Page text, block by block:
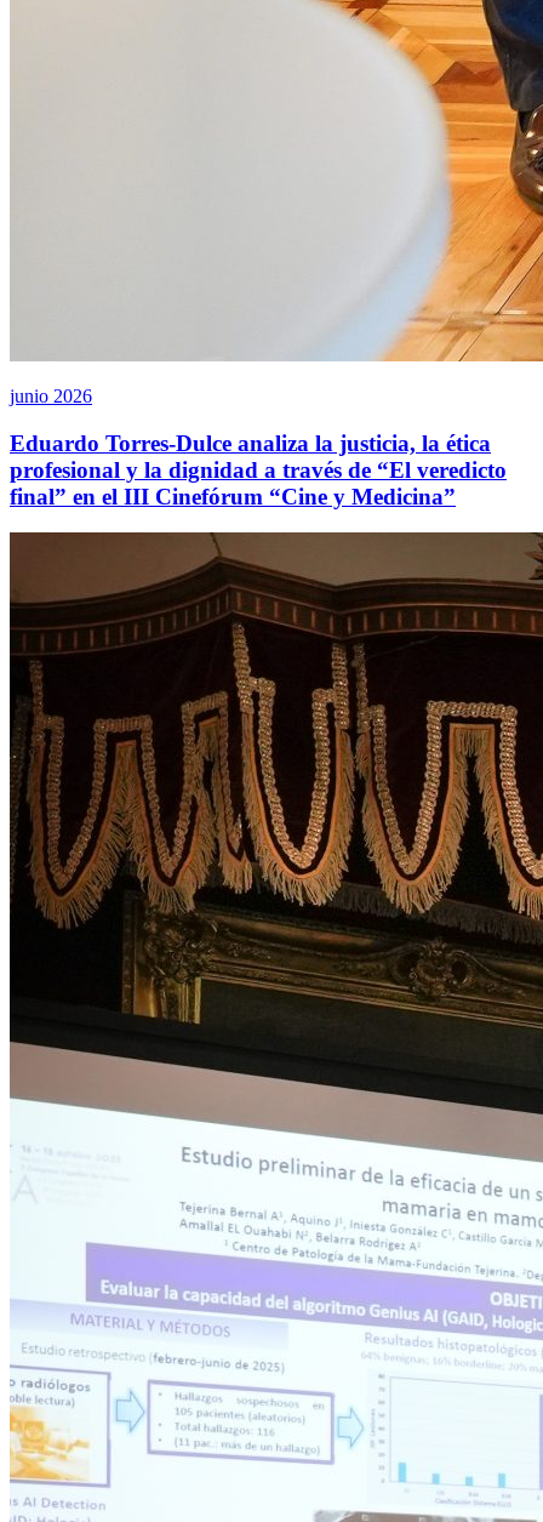
junio 2026
Eduardo Torres-Dulce analiza la justicia, la ética
profesional y la dignidad a través de “El veredicto
final” en el III Cinefórum “Cine y Medicina”